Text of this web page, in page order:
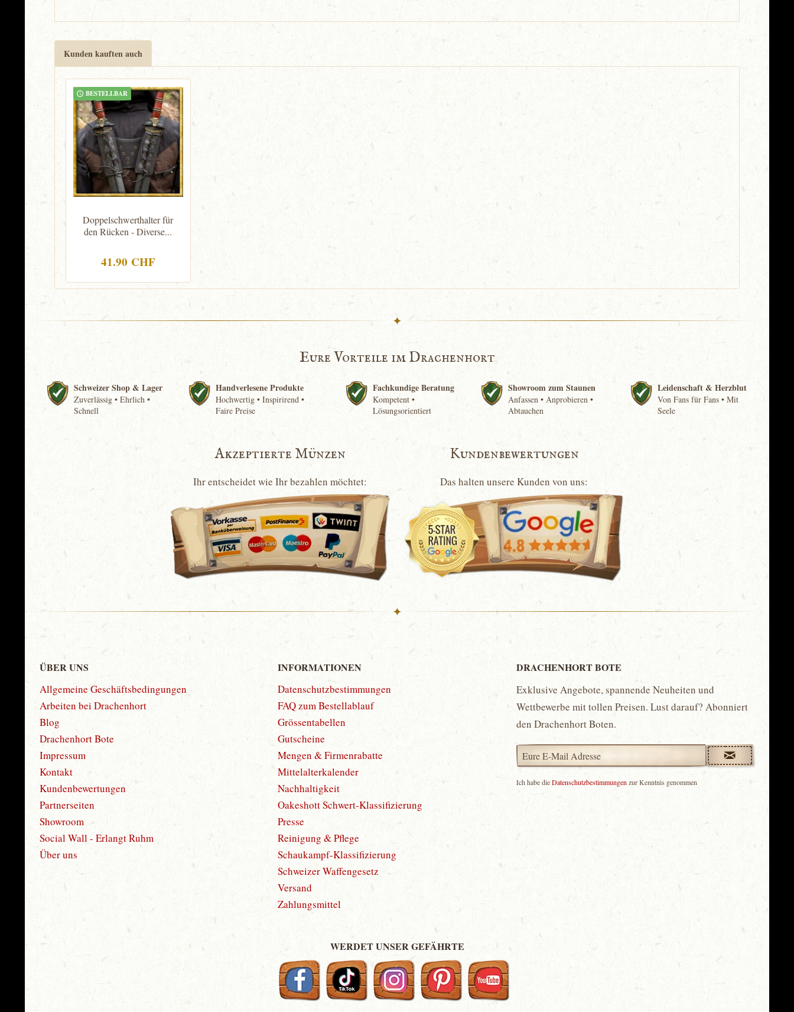
Kunden kauften auch
BESTELLBAR
Doppelschwerthalter für
den Rücken - Diverse...
41.90 CHF
✦
Eure Vorteile im Drachenhort
Schweizer Shop & Lager
Zuverlässig • Ehrlich •
Schnell
Handverlesene Produkte
Hochwertig • Inspirirend •
Faire Preise
Fachkundige Beratung
Kompetent •
Lösungsorientiert
Showroom zum Staunen
Anfassen • Anprobieren •
Abtauchen
Leidenschaft & Herzblut
Von Fans für Fans • Mit
Seele
Akzeptierte Münzen
Ihr entscheidet wie Ihr bezahlen möchtet:
Kundenbewertungen
Das halten unsere Kunden von uns:
✦
ÜBER UNS
Allgemeine Geschäftsbedingungen
Arbeiten bei Drachenhort
Blog
Drachenhort Bote
Impressum
Kontakt
Kundenbewertungen
Partnerseiten
Showroom
Social Wall - Erlangt Ruhm
Über uns
INFORMATIONEN
Datenschutzbestimmungen
FAQ zum Bestellablauf
Grössentabellen
Gutscheine
Mengen & Firmenrabatte
Mittelalterkalender
Nachhaltigkeit
Oakeshott Schwert-Klassifizierung
Presse
Reinigung & Pflege
Schaukampf-Klassifizierung
Schweizer Waffengesetz
Versand
Zahlungsmittel
DRACHENHORT BOTE
Exklusive Angebote, spannende Neuheiten und
Wettbewerbe mit tollen Preisen. Lust darauf? Abonniert
den Drachenhort Boten.
Ich habe dieDatenschutzbestimmungen zur Kenntnis genommen
WERDET UNSER GEFÄHRTE